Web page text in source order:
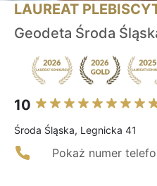
LAUREAT
Geodeta Środa
10
Środa Śląska, Legnicka 41
Pokaż numer